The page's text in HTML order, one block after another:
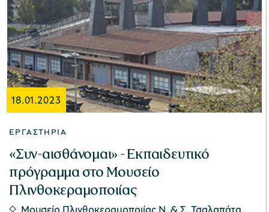
Μουσείο Ελιάς και Ελληνικού Λαδιού
Μουσείο Βιομηχανικής Ελαιουργίας
Λέσβου
18.01.2023
ΕΡΓΑΣΤΉΡΙΑ
«Συν-αισθάνομαι» - Εκπαιδευτικό
πρόγραμμα στο Μουσείο
Πλινθοκεραμοποιίας
Μουσείο Πλινθοκεραμοποιίας N. & Σ. Τσαλαπάτα